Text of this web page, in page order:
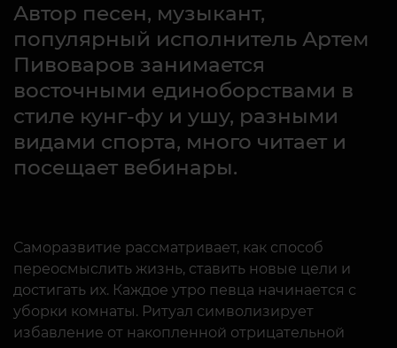
Автор песен, музыкант,
популярный исполнитель Артем
Пивоваров занимается
восточными единоборствами в
стиле кунг-фу и ушу, разными
видами спорта, много читает и
посещает вебинары.
Саморазвитие рассматривает, как способ
переосмыслить жизнь, ставить новые цели и
достигать их. Каждое утро певца начинается с
уборки комнаты. Ритуал символизирует
избавление от накопленной отрицательной